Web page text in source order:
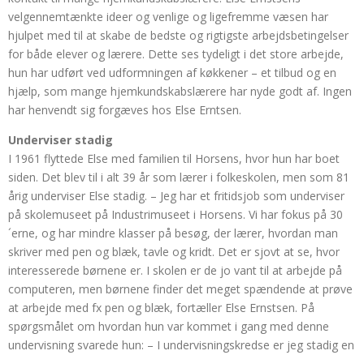
velgennemtænkte ideer og venlige og ligefremme væsen har
hjulpet med til at skabe de bedste og rigtigste arbejdsbetingelser
for både elever og lærere. Dette ses tydeligt i det store arbejde,
hun har udført ved udformningen af køkkener – et tilbud og en
hjælp, som mange hjemkundskabslærere har nyde godt af. Ingen
har henvendt sig forgæves hos Else Erntsen.
Underviser stadig
I 1961 flyttede Else med familien til Horsens, hvor hun har boet
siden. Det blev til i alt 39 år som lærer i folkeskolen, men som 81
årig underviser Else stadig. – Jeg har et fritidsjob som underviser
på skolemuseet på Industrimuseet i Horsens. Vi har fokus på 30
´erne, og har mindre klasser på besøg, der lærer, hvordan man
skriver med pen og blæk, tavle og kridt. Det er sjovt at se, hvor
interesserede børnene er. I skolen er de jo vant til at arbejde på
computeren, men børnene finder det meget spændende at prøve
at arbejde med fx pen og blæk, fortæller Else Ernstsen. På
spørgsmålet om hvordan hun var kommet i gang med denne
undervisning svarede hun: – I undervisningskredse er jeg stadig en